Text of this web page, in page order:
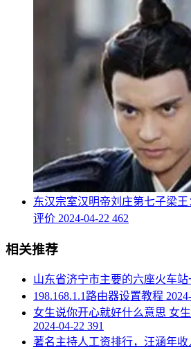
东汉宗室汉明帝刘庄第七子梁
评价 2024-04-22 462
相关推荐
山东省济宁市主要的六座火车站
​198.168.1.1路由器设置教程
女生说你开心就好什么意思 女
2024-04-22 391
著名主持人工资排行，汪涵年